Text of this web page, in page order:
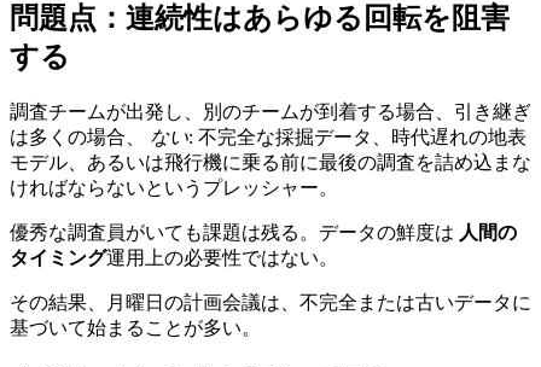
問題点：連続性はあらゆる回転を阻害
する
調査チームが出発し、別のチームが到着する場合、引き継ぎ
は多くの場合、 ない: 不完全な採掘データ、時代遅れの地表
モデル、あるいは飛行機に乗る前に最後の調査を詰め込まな
ければならないというプレッシャー。
優秀な調査員がいても課題は残る。データの鮮度は 人間の
タイミング運用上の必要性ではない。
その結果、月曜日の計画会議は、不完全または古いデータに
基づいて始まることが多い。